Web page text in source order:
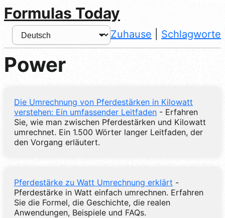
Formulas Today
Zuhause Schlagworte
Power
Die Umrechnung von Pferdestärken in Kilowatt
verstehen: Ein umfassender Leitfaden - Erfahren
Sie, wie man zwischen Pferdestärken und Kilowatt
umrechnet. Ein 1.500 Wörter langer Leitfaden, der
den Vorgang erläutert.
Pferdestärke zu Watt Umrechnung erklärt -
Pferdestärke in Watt einfach umrechnen. Erfahren
Sie die Formel, die Geschichte, die realen
Anwendungen, Beispiele und FAQs.